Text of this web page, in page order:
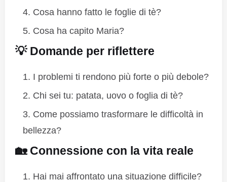
Cosa hanno fatto le foglie di tè?
Cosa ha capito Maria?
💡 Domande per riflettere
I problemi ti rendono più forte o più debole?
Chi sei tu: patata, uovo o foglia di tè?
Come possiamo trasformare le difficoltà in
bellezza?
🏡 Connessione con la vita reale
Hai mai affrontato una situazione difficile?